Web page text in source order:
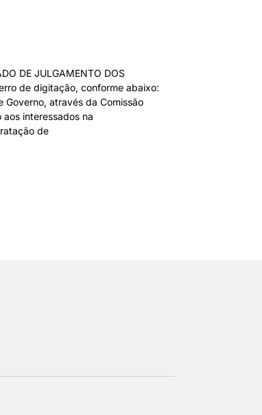
DE JULGAMENTO DOS
de digitação, conforme abaixo:
através da Comissão
interessados na
de